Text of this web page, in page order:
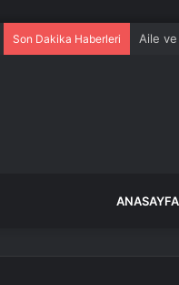
Son Dakika Haberleri Aile
ANASAYFA